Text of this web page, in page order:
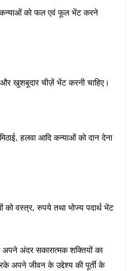
कन्याओं को फल एवं फूल भेंट करने
खुशबूदार चीज़ें भेंट करनी चाहिए।
हलवा आदि कन्याओं को दान देना
वस्त्र, रुपये तथा भोज्य पदार्थ भेंट
अंदर सकारात्मक शक्तियों का
अपने जीवन के उद्देश्य की पूर्ती के